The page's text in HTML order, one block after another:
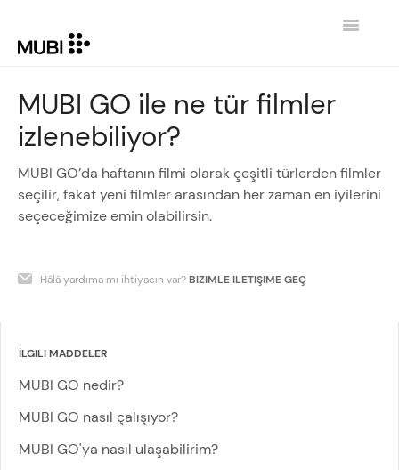
Toggle
GİRİŞE DÖN MUBI.COM
MUBI GO ile ne tür filmler
izlenebiliyor?
MUBI GO’da haftanın filmi olarak çeşitli türlerden filmler
seçilir, fakat yeni filmler arasından her zaman en iyilerini
seçeceğimize emin olabilirsin.
Hâlâ yardıma mı ihtiyacın var?BIZIMLE ILETIŞIME GEÇ
İLGILI MADDELER
MUBI GO nedir?
MUBI GO nasıl çalışıyor?
MUBI GO'ya nasıl ulaşabilirim?